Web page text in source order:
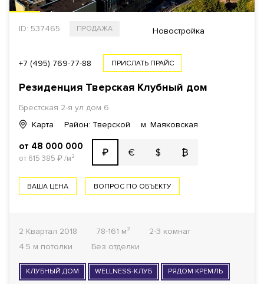
ID: 537465 ПРОДАЖА Новостройка
+7 (495) 769-77-88 ПРИСЛАТЬ ПРАЙС
Резиденция Тверская Клубный дом
Брестская 2-я ул дом 6
Карта
Район: Тверской м. Маяковская
от 48 000 000
от 615 385 ₽/м² ₽ € $ ₿
ВАША ЦЕНА ВОПРОС ПО ОБЪЕКТУ
2 Квартал 2018 78-161 м²
2-3 комнат
4.5 м потолки
Без отделки
КЛУБНЫЙ ДОМ WELLNESS-КЛУБ РЯДОМ КРЕМЛЬ